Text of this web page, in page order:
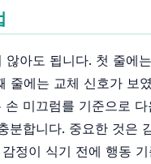
아도 됩니다. 첫 줄에
줄에는 교체 신호가 보
미끄럼를 기준으로 다
분합니다. 중요한 것은
정이 식기 전에 행동